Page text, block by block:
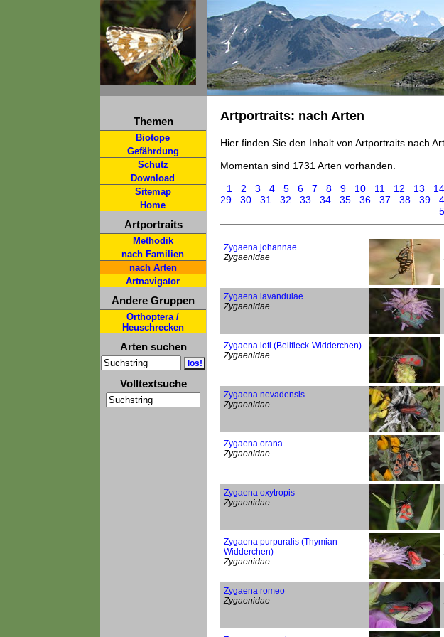
Themen
Biotope
Gefährdung
Schutz
Download
Sitemap
Home
Artportraits
Methodik
nach Familien
nach Arten
Artnavigator
Andere Gruppen
Orthoptera /
Heuschrecken
Arten suchen
Volltextsuche
Artportraits: nach Arten
Hier finden Sie den Inhalt von Artportraits nach
Momentan sind 1731 Arten vorhanden.
1
2 3 4 5 6 7 8 9 10 11 12 13 14
29
30 31 32 33 34 35 36 37 38 39
Zygaena johannae
Zygaenidae
Zygaena lavandulae
Zygaenidae
Zygaena loti (Beilfleck-Widderchen)
Zygaenidae
Zygaena nevadensis
Zygaenidae
Zygaena orana
Zygaenidae
Zygaena oxytropis
Zygaenidae
Zygaena purpuralis (Thymian-
Widderchen)
Zygaenidae
Zygaena romeo
Zygaenidae